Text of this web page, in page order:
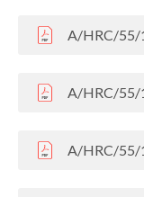
A/HRC/55/
A/HRC/55/
A/HRC/55/